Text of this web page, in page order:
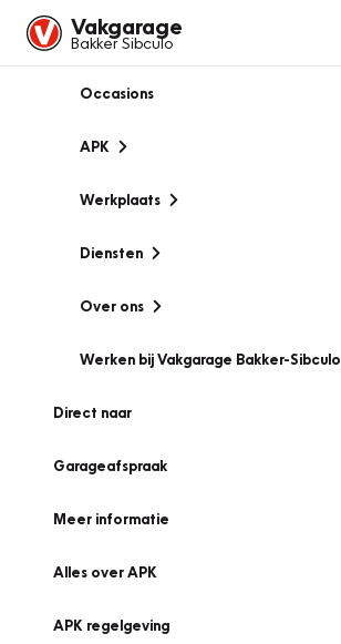
Vakgarage
Bakker Sibculo
Occasions
APK
Werkplaats
Diensten
Over ons
Werken bij Vakgarage Bakker-Sibculo
Direct naar
Garageafspraak
Meer informatie
Alles over APK
APK regelgeving